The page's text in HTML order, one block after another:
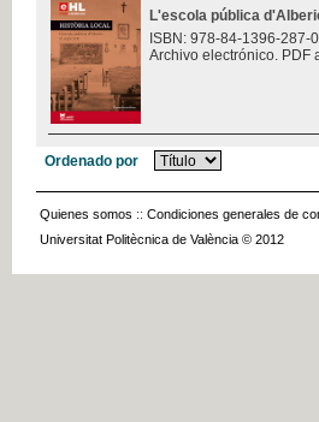
L'escola pública
ISBN: 978-84-1396-287-0
Archivo electrónico. PDF
Ordenado por
Quienes somos :: Condiciones generales de
Universitat Politècnica de València © 2012